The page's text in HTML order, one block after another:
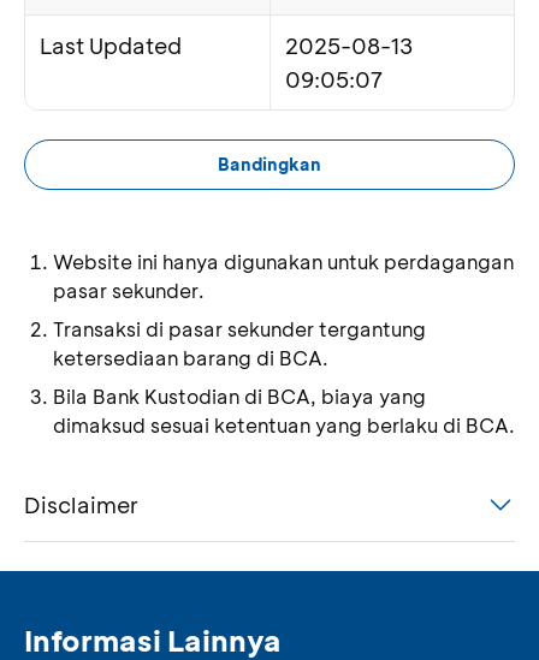
Last Updated
2025-08-13
09:05:07
Bandingkan
Website ini hanya digunakan untuk perdagangan
pasar sekunder.
Transaksi di pasar sekunder tergantung
ketersediaan barang di BCA.
Bila Bank Kustodian di BCA, biaya yang
dimaksud sesuai ketentuan yang berlaku di BCA.
Disclaimer
Informasi Lainnya